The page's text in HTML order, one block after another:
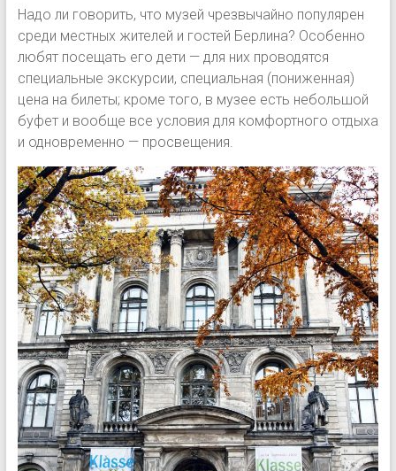
Надо ли говорить, что музей чрезвычайно популярен
среди местных жителей и гостей Берлина? Особенно
любят посещать его дети — для них проводятся
специальные экскурсии, специальная (пониженная)
цена на билеты; кроме того, в музее есть небольшой
буфет и вообще все условия для комфортного отдыха
и одновременно — просвещения.